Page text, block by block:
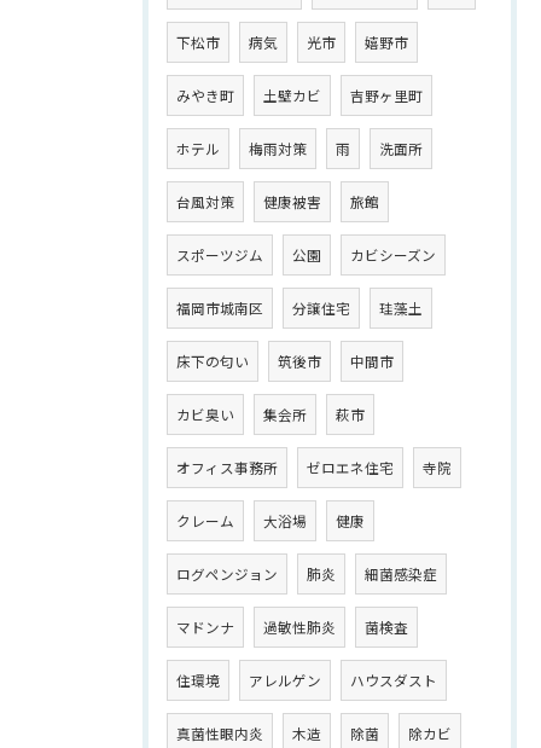
下松市 病気 光市 嬉野市
みやき町 土壁カビ 吉野ヶ里町
ホテル 梅雨対策 雨 洗面所
台風対策 健康被害 旅館
スポーツジム 公園 カビシーズン
福岡市城南区 分譲住宅 珪藻土
床下の匂い 筑後市 中間市
カビ臭い 集会所 萩市
オフィス事務所 ゼロエネ住宅 寺院
クレーム 大浴場 健康
ログペンジョン 肺炎 細菌感染症
マドンナ 過敏性肺炎 菌検査
住環境 アレルゲン ハウスダスト
真菌性眼内炎 木造 除菌 除カビ